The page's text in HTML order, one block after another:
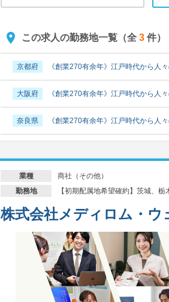
この求人の勤務地一覧（全 3 件）
京都府 《創業270有余年》江戸時代から人
大阪府 《創業270有余年》江戸時代から人
奈良県 《創業270有余年》江戸時代から人
業種 商社（その他）
勤務地 【初期配属地希望確約】茨城、
株式会社メディロム・ウ